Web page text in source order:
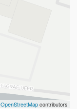
OpenStreetMapcontributors